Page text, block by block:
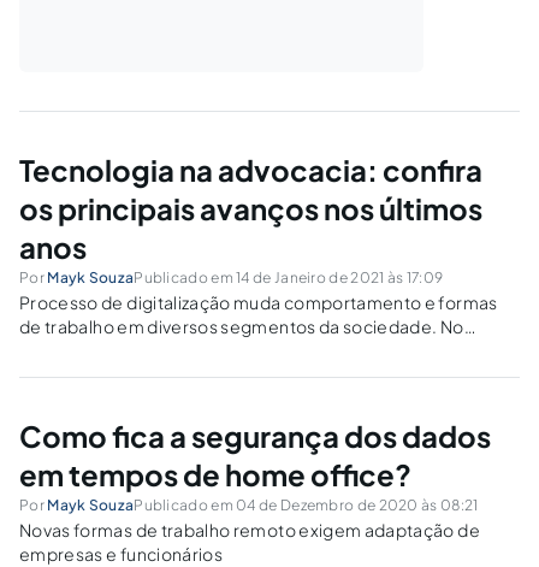
Tecnologia na advocacia: confira
os principais avanços nos últimos
anos
Por Mayk SouzaPublicado em 14 de Janeiro de 2021 às 17:09
Processo de digitalização muda comportamento e formas
de trabalho em diversos segmentos da sociedade. No
Como fica a segurança dos dados
em tempos de home office?
Por Mayk SouzaPublicado em 04 de Dezembro de 2020 às 08:21
Novas formas de trabalho remoto exigem adaptação de
empresas e funcionários